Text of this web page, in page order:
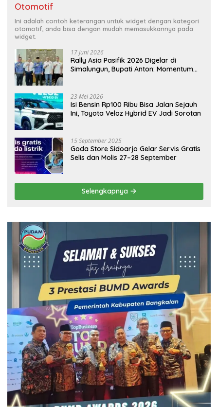
Otomotif
Ini adalah contoh keterangan untuk widget dengan kategori
otomotif, anda bisa dengan mudah memasukkannya pada
widget.
17 Juni 2026
Rally Asia Pasifik 2026 Digelar di
Simalungun, Bupati Anton: Momentum
23 Mei 2026
Isi Bensin Rp100 Ribu Bisa Jalan Sejauh
Ini, Toyota Veloz Hybrid EV Jadi Sorotan
15 September 2025
Goda Store Sidoarjo Gelar Servis Gratis
Selis dan Molis 27–28 September
Selengkapnya